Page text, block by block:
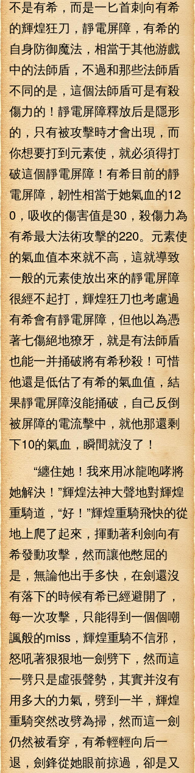
不是有希，而是一匕首刺向有希
的輝煌狂刀，靜電屏障，有希的
自身防御魔法，相當于其他游戲
中的法師盾，不過和那些法師盾
不同的是，這個法師盾可是有殺
傷力的！靜電屏障釋放后是隱形
的，只有被攻擊時才會出現，而
你想要打到元素使，就必須得打
破這個靜電屏障！有希目前的靜
電屏障，韌性相當于她氣血的12
0，吸收的傷害值是30，殺傷力為
有希最大法術攻擊的220。元素使
的氣血值本來就不高，這就導致
一般的元素使放出來的靜電屏障
很經不起打，輝煌狂刀也考慮過
有希會有靜電屏障，但他以為憑
著七傷絕地獠牙，就是有法師盾
也能一并捅破將有希秒殺！可惜
他還是低估了有希的氣血值，結
果靜電屏障沒能捅破，自己反倒
被屏障的電流擊中，就他那還剩
下10的氣血，瞬間就沒了！
“纏住她！我來用冰龍咆哮將
她解決！”輝煌法神大聲地對輝煌
重騎道，“好！”輝煌重騎飛快的從
地上爬了起來，揮動著利劍向有
希發動攻擊，然而讓他憋屈的
是，無論他出手多快，在劍還沒
有落下的時候有希已經避開了，
每一次攻擊，只能得到一個個嘲
諷般的miss，輝煌重騎不信邪，
怒吼著狠狠地一劍劈下，然而這
一劈只是虛張聲勢，其實并沒有
用多大的力氣，劈到一半，輝煌
重騎突然改劈為掃，然而這一劍
仍然被看穿，有希輕輕向后一
退，劍鋒從她眼前掠過，卻是又